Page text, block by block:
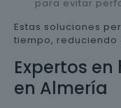
para evitar
Estas soluciones
tiempo, reduciendo
Expertos
en Almería